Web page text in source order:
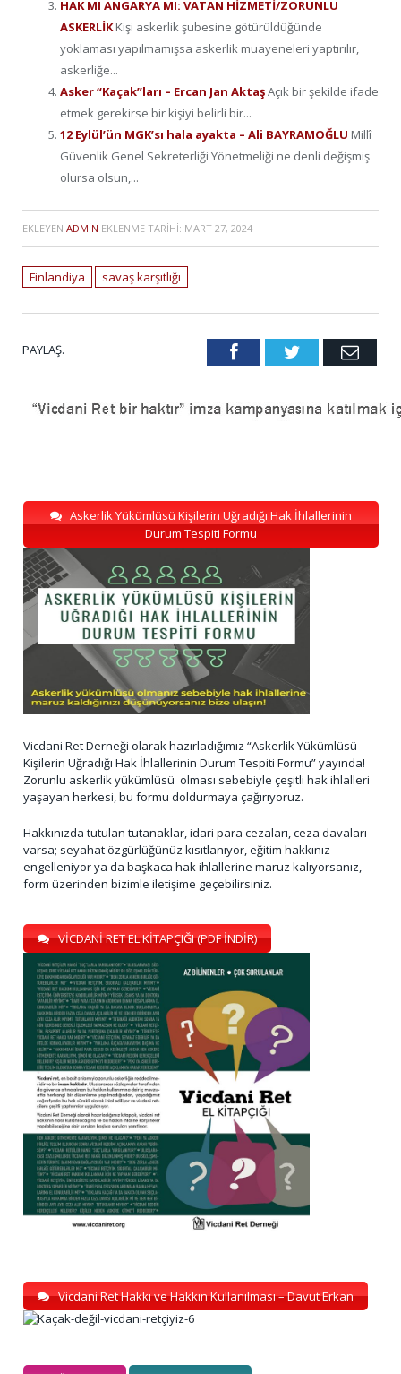
HAK MI ANGARYA MI: VATAN HİZMETİ/ZORUNLU
ASKERLİKKişi askerlik şubesine götürüldüğünde
yoklaması yapılmamışsa askerlik muayeneleri yaptırılır,
askerliğe...
Asker “Kaçak”ları – Ercan Jan AktaşAçık bir şekilde ifade
etmek gerekirse bir kişiyi belirli bir...
12 Eylül’ün MGK’sı hala ayakta – Ali BAYRAMOĞLU Millî
Güvenlik Genel Sekreterliği Yönetmeliği ne denli değişmiş
olursa olsun,...
EKLEYEN ADMIN EKLENME TARIHI: MART 27, 2024
Finlandiya savaş karşıtlığı
PAYLAŞ. FacebookTwitter Email
Askerlik Yükümlüsü Kişilerin Uğradığı Hak İhlallerinin
Durum Tespiti Formu
Vicdani Ret Derneği olarak hazırladığımız “Askerlik Yükümlüsü
Kişilerin Uğradığı Hak İhlallerinin Durum Tespiti Formu” yayında!
Zorunlu askerlik yükümlüsü olması sebebiyle çeşitli hak ihlalleri
yaşayan herkesi, bu formu doldurmaya çağırıyoruz.
Hakkınızda tutulan tutanaklar, idari para cezaları, ceza davaları
varsa; seyahat özgürlüğünüz kısıtlanıyor, eğitim hakkınız
engelleniyor ya da başkaca hak ihlallerine maruz kalıyorsanız,
form üzerinden bizimle iletişime geçebilirsiniz.
VİCDANİ RET EL KİTAPÇIĞI (PDF İNDİR)
Vicdani Ret Hakkı ve Hakkın Kullanılması – Davut Erkan